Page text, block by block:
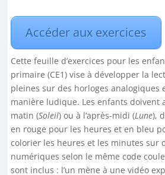
Accéder aux exercices
Cette feuille d’exercices pour les
primaire (CE1) vise à développer la
pleines sur des horloges analogiques
manière ludique. Les enfants doivent
matin (Soleil) ou à l’après-midi (Lune),
en rouge pour les heures et en bleu
colorier les heures et les minutes sur
numériques selon le même code
sont inclus : l’un mène à une vidéo